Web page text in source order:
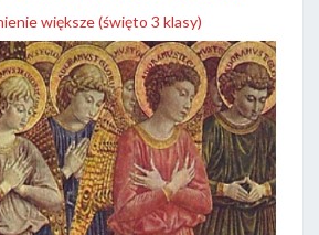
większe (święto 3 klasy)